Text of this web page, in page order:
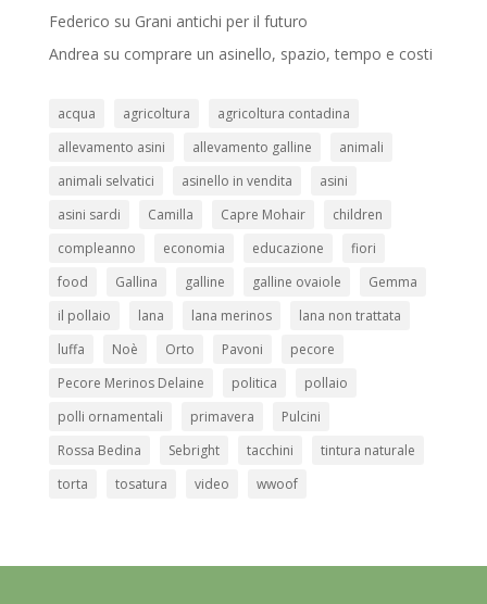
Federico su Grani antichi per il futuro
Andrea su comprare un asinello, spazio, tempo e costi
acqua agricoltura
agricoltura contadina
allevamento asini
allevamento galline
animali
animali selvatici
asinello in vendita
asini
asini sardi
Camilla Capre Mohair
children
compleanno
economia educazione
fiori
food
Gallina galline galline ovaiole
Gemma
il pollaio
lana lana merinos
lana non trattata
luffa
Noè Orto Pavoni
pecore
Pecore Merinos Delaine
politica
pollaio
polli ornamentali
primavera
Pulcini
Rossa Bedina
Sebright tacchini
tintura naturale
torta
tosatura video wwoof